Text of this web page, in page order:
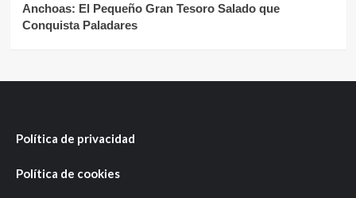
Anchoas: El Pequeño Gran Tesoro Salado que
Conquista Paladares
Política de privacidad
Política de cookies